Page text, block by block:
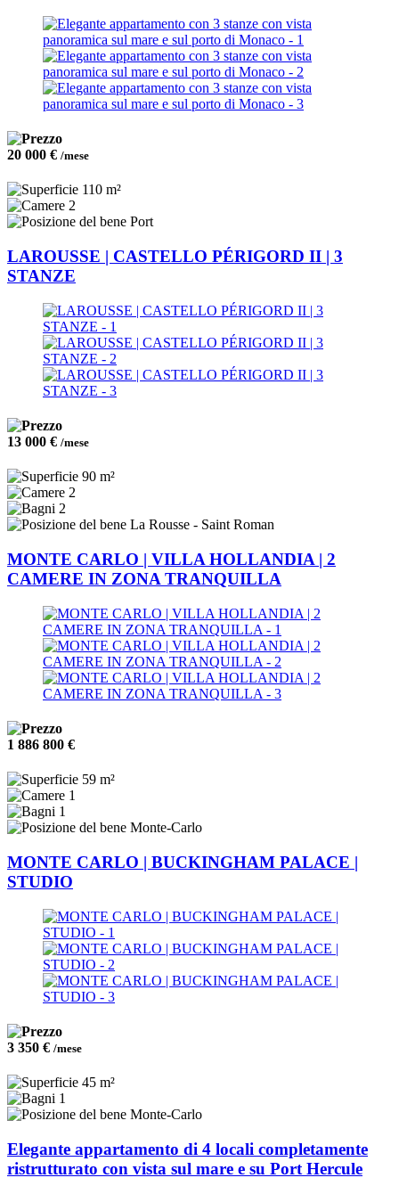
20 000 € /mese
110 m²
2
Port
LAROUSSE | CASTELLO PÉRIGORD II | 3
STANZE
13 000 € /mese
90 m²
2
2
La Rousse - Saint Roman
MONTE CARLO | VILLA HOLLANDIA | 2
CAMERE IN ZONA TRANQUILLA
1 886 800 €
59 m²
1
1
Monte-Carlo
MONTE CARLO | BUCKINGHAM PALACE |
STUDIO
3 350 € /mese
45 m²
1
Monte-Carlo
Elegante appartamento di 4 locali completamente
ristrutturato con vista sul mare e su Port Hercule